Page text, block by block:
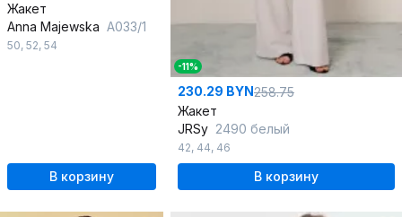
Жакет
Anna Majewska А033/1
50, 52, 54
В корзину
-11%
230.29 BYN258.75
Жакет
JRSy 2490 белый
42, 44, 46
В корзину